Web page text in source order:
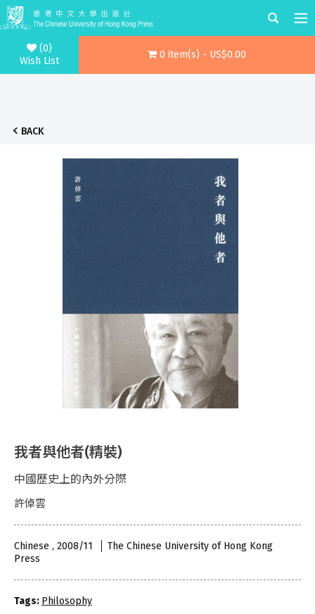
(0)
Wish List
0 item(s) - US$0.00
BACK
我者與他者(精裝)
中國歷史上的內外分際
許倬雲
Chinese , 2008/11
The Chinese University of Hong Kong
Press
Tags: Philosophy